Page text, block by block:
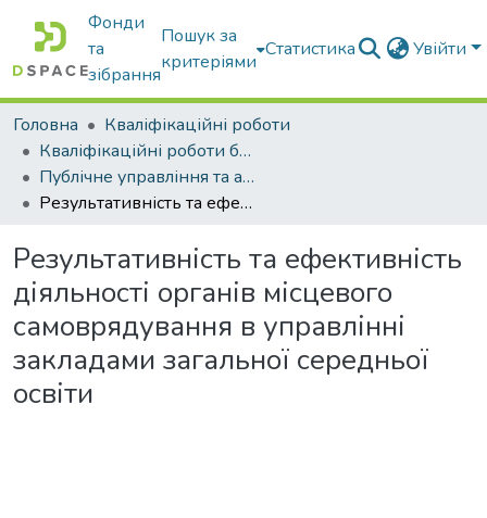
Фонди
та
зібрання
Пошук за
критеріями
Статистика Увійти
Головна
Кваліфікаційні роботи
Кваліфікаційні роботи бакалаврів
Публічне управління та адміністрування
Результативність та ефективність діяльності органів місцевого самоврядування в управлінні закладами загальної середньої освіти
Результативність та ефективність
діяльності органів місцевого
самоврядування в управлінні
закладами загальної середньої
освіти